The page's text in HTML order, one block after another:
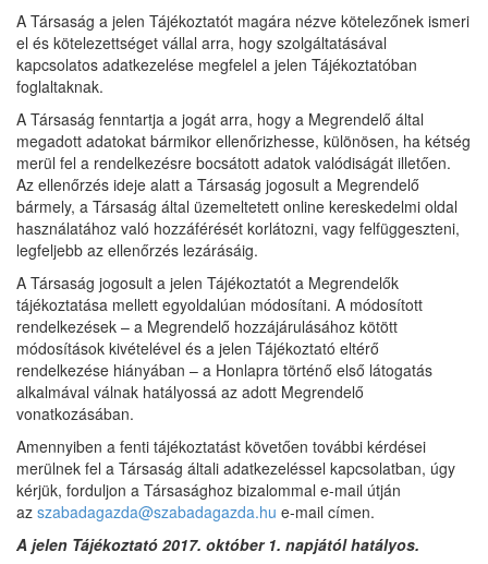
A Társaság a jelen Tájékoztatót magára nézve kötelezőnek ismeri
el és kötelezettséget vállal arra, hogy szolgáltatásával
kapcsolatos adatkezelése megfelel a jelen Tájékoztatóban
foglaltaknak.
A Társaság fenntartja a jogát arra, hogy a Megrendelő által
megadott adatokat bármikor ellenőrizhesse, különösen, ha kétség
merül fel a rendelkezésre bocsátott adatok valódiságát illetően.
Az ellenőrzés ideje alatt a Társaság jogosult a Megrendelő
bármely, a Társaság által üzemeltetett online kereskedelmi oldal
használatához való hozzáférését korlátozni, vagy felfüggeszteni,
legfeljebb az ellenőrzés lezárásáig.
A Társaság jogosult a jelen Tájékoztatót a Megrendelők
tájékoztatása mellett egyoldalúan módosítani. A módosított
rendelkezések – a Megrendelő hozzájárulásához kötött
módosítások kivételével és a jelen Tájékoztató eltérő
rendelkezése hiányában – a Honlapra történő első látogatás
alkalmával válnak hatályossá az adott Megrendelő
vonatkozásában.
Amennyiben a fenti tájékoztatást követően további kérdései
merülnek fel a Társaság általi adatkezeléssel kapcsolatban, úgy
kérjük, forduljon a Társasághoz bizalommal e-mail útján
az szabadagazda@szabadagazda.hu e-mail címen.
A jelen Tájékoztató 2017. október 1. napjától hatályos.